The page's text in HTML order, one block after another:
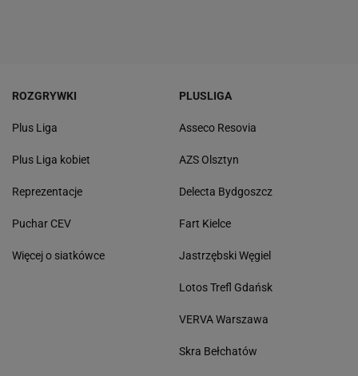
ROZGRYWKI
Plus Liga
Plus Liga kobiet
Reprezentacje
Puchar CEV
Więcej o siatkówce
PLUSLIGA
Asseco Resovia
AZS Olsztyn
Delecta Bydgoszcz
Fart Kielce
Jastrzębski Węgiel
Lotos Trefl Gdańsk
VERVA Warszawa
Skra Bełchatów